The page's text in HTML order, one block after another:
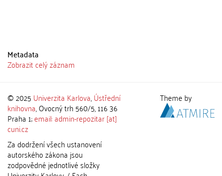
Metadata
Zobrazit celý záznam
© 2025 Univerzita Karlova,Ústřední
knihovna, Ovocný trh 560/5, 116 36
Praha 1;email: admin-repozitar [at]
cuni.cz
Za dodržení všech ustanovení
autorského zákona jsou
zodpovědné jednotlivé složky
Theme by